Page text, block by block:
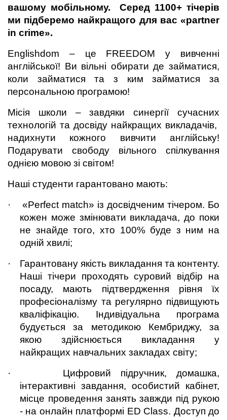
вашому мобільному.  Серед 1100+ тічерів
ми підберемо найкращого для вас «partner
in crime».
Englishdom – це FREEDOM у вивченні
англійської! Ви вільні обирати де займатися,
коли займатися та з ким займатися за
персональною програмою!
Місія школи – завдяки синергії сучасних
технологій та досвіду найкращих викладачів,
надихнути кожного вивчити англійську!
Подарувати свободу вільного спілкування
однією мовою зі світом!
Наші студенти гарантовано мають:
·
«Perfect match» із досвідченим тічером. Бо
кожен може змінювати викладача, до поки
не знайде того, хто 100% буде з ним на
одній хвилі;
·
Гарантовану якість викладання та контенту.
Наші тічери проходять суровий відбір на
посаду, мають підтвердження рівня їх
професіоналізму та регулярно підвищують
кваліфікацію. Індивідуальна програма
будується за методикою Кембриджу, за
якою здійснюється викладання у
найкращих навчальних закладах світу;
·
Цифровий підручник, домашка,
інтерактивні завдання, особистий кабінет,
місце проведення занять завжди під рукою
- на онлайн платформі ED Class. Доступ до